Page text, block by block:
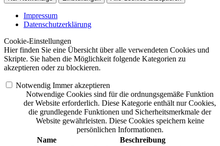
Impressum
Datenschutzerklärung
Cookie-Einstellungen
Hier finden Sie eine Übersicht über alle verwendeten Cookies und
Skripte. Sie haben die Möglichkeit folgende Kategorien zu
akzeptieren oder zu blockieren.
Notwendig Immer akzeptieren
Notwendige Cookies sind für die ordnungsgemäße Funktion
der Website erforderlich. Diese Kategorie enthält nur Cookies,
die grundlegende Funktionen und Sicherheitsmerkmale der
Website gewährleisten. Diese Cookies speichern keine
persönlichen Informationen.
Name
Beschreibung